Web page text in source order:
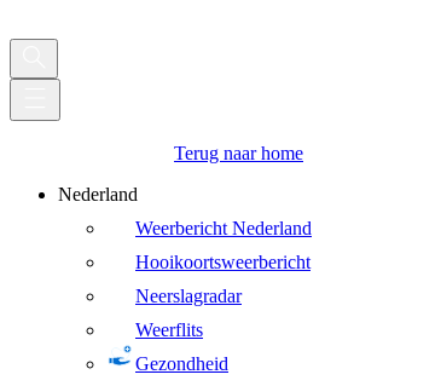
Terug naar home
Nederland
Weerbericht Nederland
Hooikoortsweerbericht
Neerslagradar
Weerflits
Gezondheid